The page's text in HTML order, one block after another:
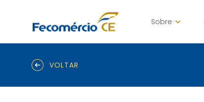
Sobre
VOLTAR